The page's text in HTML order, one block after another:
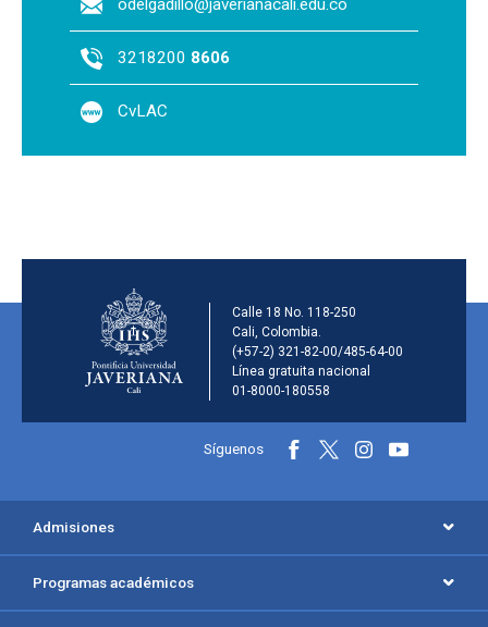
odelgadillo@javerianacali.edu.co
3218200 8606
CvLAC
Información de la
Calle 18 No. 118-250
Cali, Colombia.
(+57-2) 321-82-00/485-64-00
Línea gratuita nacional
01-8000-180558
Información y redes sociales
Síguenos
Menú principal del footer
Admisiones
Programas académicos